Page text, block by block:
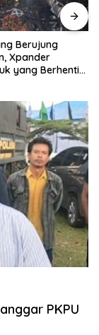
Jam, Polsek
Pelaku
PKPU